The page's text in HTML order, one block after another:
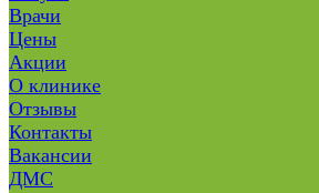
Врачи
Цены
Акции
О клинике
Отзывы
Контакты
Вакансии
ДМС